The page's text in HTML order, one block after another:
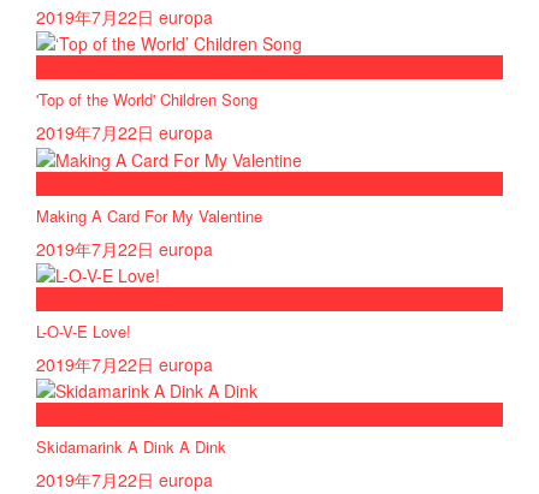
2019年7月22日 europa
'Top of the World' Children Song
2019年7月22日 europa
Making A Card For My Valentine
2019年7月22日 europa
L-O-V-E Love!
2019年7月22日 europa
Skidamarink A Dink A Dink
2019年7月22日 europa